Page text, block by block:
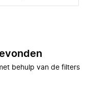
behulp van de filters